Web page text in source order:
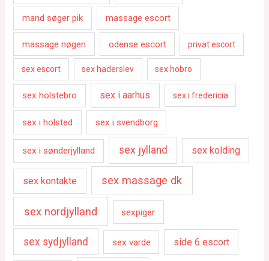
mand søger pik massage escort
massage nøgen odense escort privat escort
sex escort sex haderslev sex hobro
sex holstebro sex i aarhus sex i fredericia
sex i holsted sex i svendborg
sex i sønderjylland sex jylland sex kolding
sex kontakte sex massage dk
sex nordjylland sexpiger
sex sydjylland sex varde side 6 escort